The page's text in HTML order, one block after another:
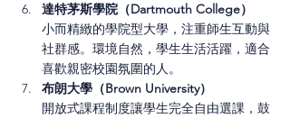
達特茅斯學院（Dartmouth College）
小而精緻的學院型大學，注重師生互動與
社群感。環境自然，學生生活活躍，適合
喜歡親密校園氛圍的人。
布朗大學（Brown University）
開放式課程制度讓學生完全自由選課，鼓